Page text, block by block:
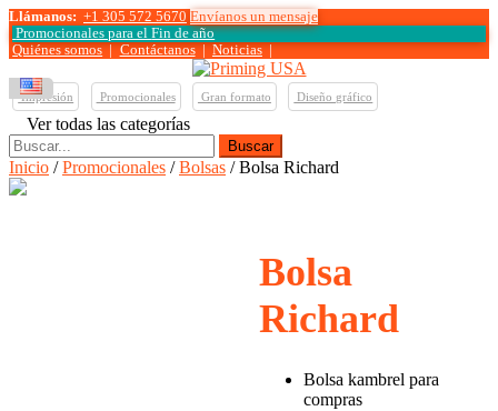
Llámanos: +1 305 572 5670 Envíanos un mensaje
Promocionales para elFin de año
Quiénes somos
Contáctanos Noticias
Impresión Promocionales Gran formato Diseño gráfico
Ver todas las categorías
Buscar:
Inicio /Promocionales /Bolsas / Bolsa Richard
Bolsa
Richard
Bolsa kambrel para
compras